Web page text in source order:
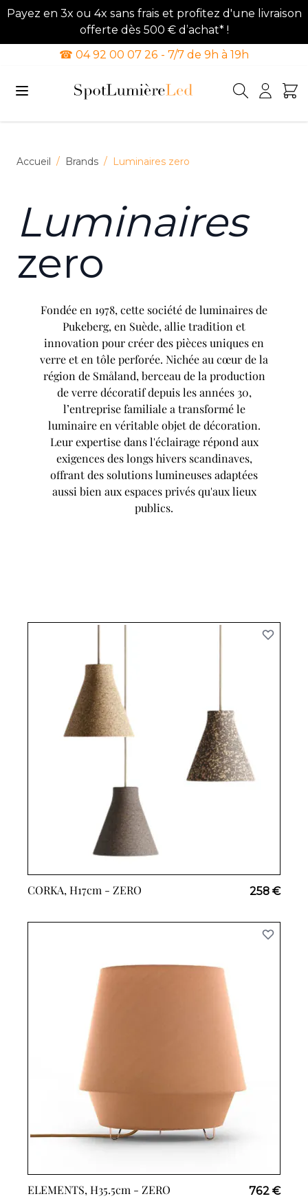
Payez en 3x ou 4x sans frais et profitez d'une livraison
offerte dès 500 € d’achat* !
☎ 04 92 00 07 26 - 7/7 de 9h à 19h
Accueil / Brands / Luminaires zero
Luminaires
zero
Fondée en 1978, cette société de luminaires de
Pukeberg, en Suède, allie tradition et
innovation pour créer des pièces uniques en
verre et en tôle perforée. Nichée au cœur de la
région de Småland, berceau de la production
de verre décoratif depuis les années 30,
l’entreprise familiale a transformé le
luminaire en véritable objet de décoration.
Leur expertise dans l'éclairage répond aux
exigences des longs hivers scandinaves,
offrant des solutions lumineuses adaptées
aussi bien aux espaces privés qu'aux lieux
publics.
CORKA, H17cm - ZERO 258 €
ELEMENTS, H35.5cm - ZERO 762 €